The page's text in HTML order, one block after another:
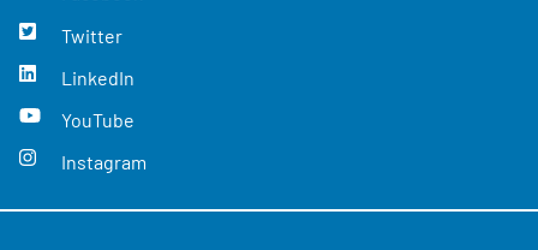
Twitter
LinkedIn
YouTube
Instagram